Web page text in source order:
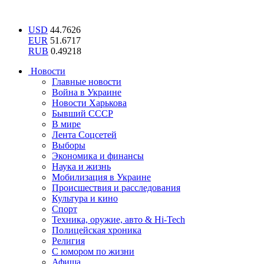
USD 44.7626
EUR 51.6717
RUB 0.49218
Новости
Главные новости
Война в Украине
Новости Харькова
Бывший СССР
В мире
Лента Соцсетей
Выборы
Экономика и финансы
Наука и жизнь
Мобилизация в Украине
Происшествия и расследования
Культура и кино
Спорт
Техника, оружие, авто & Hi-Tech
Полицейская хроника
Религия
С юмором по жизни
Афиша